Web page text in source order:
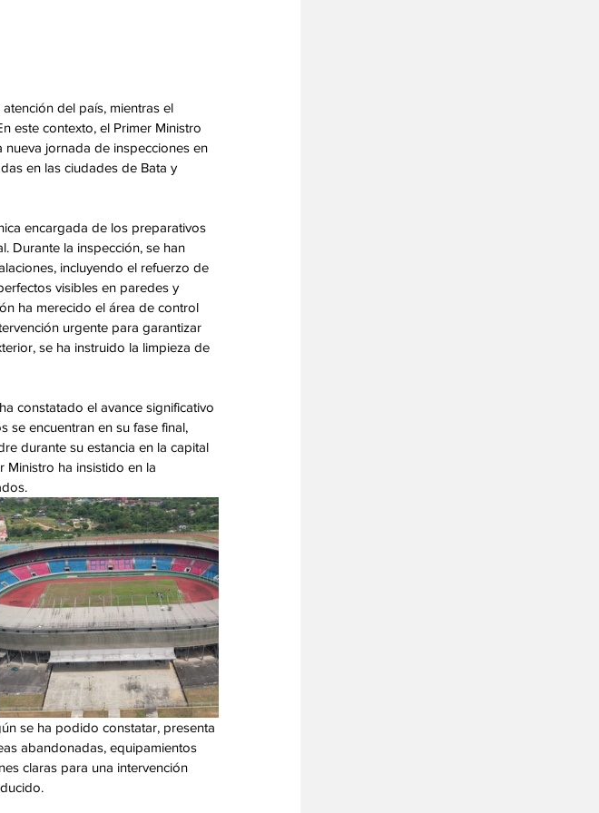
del país, mientras el
este contexto, el Primer Ministro
jornada de inspecciones en
en las ciudades de Bata y
encargada de los preparativos
Durante la inspección, se han
incluyendo el refuerzo de
visibles en paredes y
ha merecido el área de control
urgente para garantizar
se ha instruido la limpieza de
constatado el avance significativo
se encuentran en su fase final,
durante su estancia en la capital
Ministro ha insistido en la
se ha podido constatar, presenta
abandonadas, equipamientos
claras para una intervención